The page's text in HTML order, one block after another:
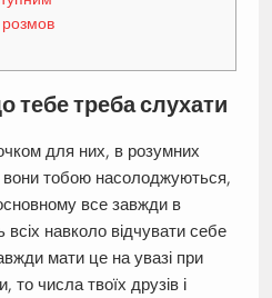
треба слухати
для них, в розумних
тобою насолоджуються,
все завжди в
навколо відчувати себе
мати це на увазі при
то числа твоїх друзів і